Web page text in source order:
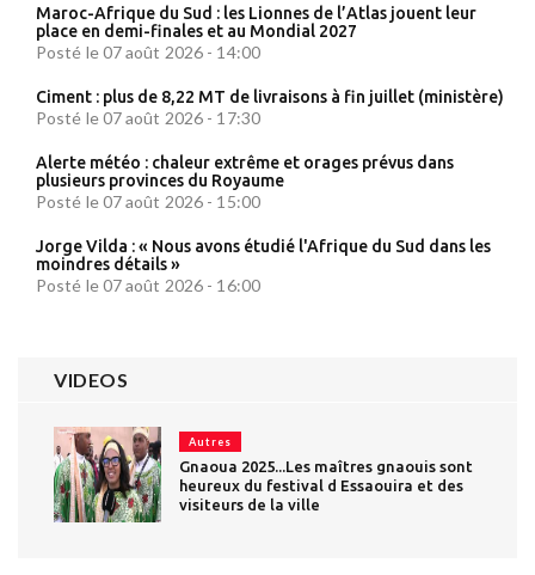
Maroc-Afrique du Sud : les Lionnes de l’Atlas jouent leur
place en demi-finales et au Mondial 2027
Posté le 07 août 2026 - 14:00
Ciment : plus de 8,22 MT de livraisons à fin juillet (ministère)
Posté le 07 août 2026 - 17:30
Alerte météo : chaleur extrême et orages prévus dans
plusieurs provinces du Royaume
Posté le 07 août 2026 - 15:00
Jorge Vilda : « Nous avons étudié l'Afrique du Sud dans les
moindres détails »
Posté le 07 août 2026 - 16:00
VIDEOS
Autres
Gnaoua 2025...Les maîtres gnaouis sont
heureux du festival d Essaouira et des
visiteurs de la ville